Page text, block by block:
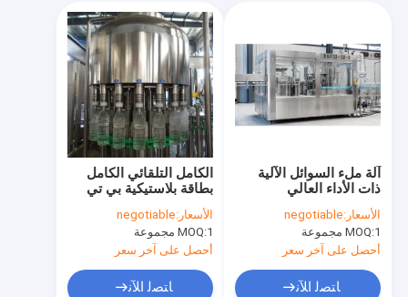
الكامل التلقائي الكامل
بطاقة بلاستيكية بي تي
شرب المياه النقية خط
إنتاج المياه المعدنية آلة
ملء
الأسعار:negotiable
MOQ:1 مجموعة
أحصل على آخر سعر
ﺎﺘﺼﻟ ﺍﻶﻧ
آلة ملء السوائل الآلية
ذات الأداء العالي
للمحمولات
الأسعار:negotiable
MOQ:1 مجموعة
أحصل على آخر سعر
ﺎﺘﺼﻟ ﺍﻶﻧ